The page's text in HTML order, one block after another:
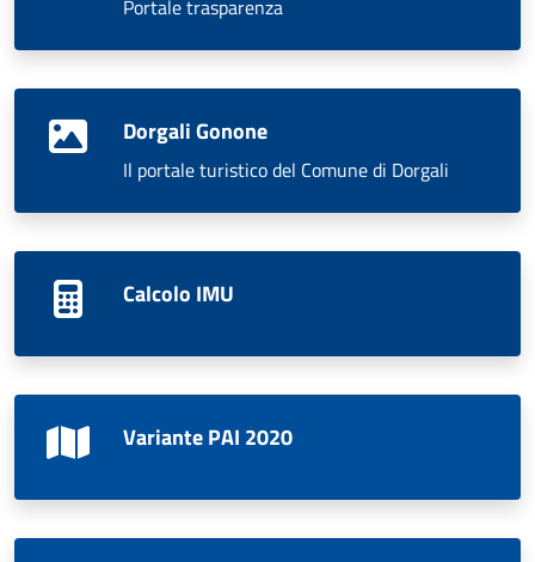
Portale trasparenza
Dorgali Gonone
Il portale turistico del Comune di Dorgali
Calcolo IMU
Variante PAI 2020